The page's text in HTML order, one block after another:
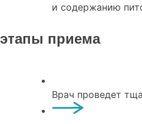
и содержанию
этапы приема
Врач проведет